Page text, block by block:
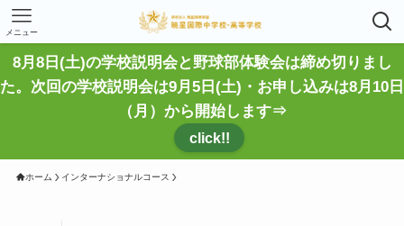
メニュー
8月8日(土)の学校説明会と野球部体験会は締め切りまし
た。次回の学校説明会は9月5日(土)・お申し込みは8月10日
（月）から開始します⇒
click!!
ホーム インターナショナルコース